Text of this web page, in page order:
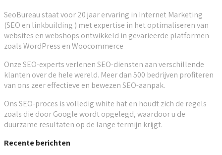
SeoBureau staat voor 20 jaar ervaring in Internet Marketing
(SEO en linkbuilding ) met expertise in het optimaliseren van
websites en webshops ontwikkeld in gevarieerde platformen
zoals WordPress en Woocommerce
Onze SEO-experts verlenen SEO-diensten aan verschillende
klanten over de hele wereld. Meer dan 500 bedrijven profiteren
van ons zeer effectieve en bewezen SEO-aanpak.
Ons SEO-proces is volledig white hat en houdt zich de regels
zoals die door Google wordt opgelegd, waardoor u de
duurzame resultaten op de lange termijn krijgt.
Recente berichten